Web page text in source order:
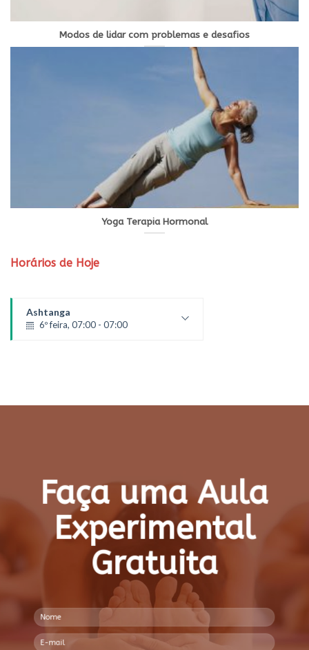
Modos de lidar com problemas e desafios
Yoga Terapia Hormonal
Horários de Hoje
Ashtanga
6º feira, 07:00 - 07:00
Faça uma Aula
Experimental
Gratuita